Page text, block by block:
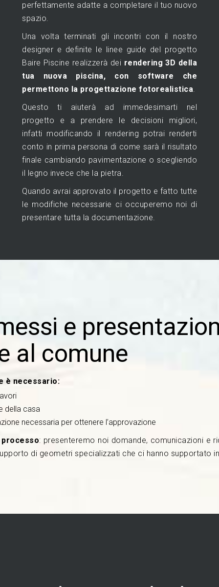
perfettamente adatte a completare il tuo nuovo
spazio.
Una volta terminati gli incontri con il nostro
designer e definite le linee guide del progetto
Baire Piscine realizzerà dei rendering 3D della
tua nuova piscina, con software che
permettono la progettazione fotorealistica.
Questo ti aiuterà ad immedesimarti nel
progetto e a prendere le decisioni migliori,
infatti modificando il rendering potrai renderti
conto in prima persona di come sarà il risultato
finale cambiando pavimentazione o scegliendo
il legno invece che la pietra.
Quando avrai approvato il progetto e fatto tutte
le modifiche necessarie ci occuperemo noi di
presentare tutta la documentazione.
e
al comune
è necessario:
della casa
necessaria per ottenere l’approvazione
: presenteremo noi domande, comunicazioni e
di geometri specializzati che ci hanno supportato